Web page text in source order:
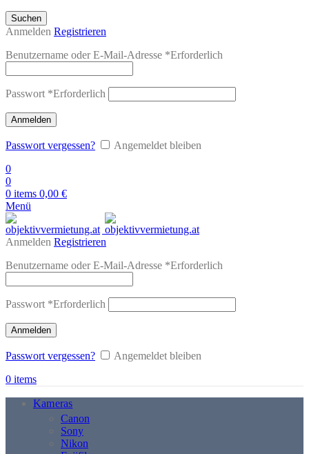
Suchen
Anmelden Registrieren
Benutzername oder E-Mail-Adresse *Erforderlich
Passwort *Erforderlich
Anmelden
Passwort vergessen?
Angemeldet bleiben
0
0
0 items 0,00 €
Menü
Anmelden Registrieren
Benutzername oder E-Mail-Adresse *Erforderlich
Passwort *Erforderlich
Anmelden
Passwort vergessen?
Angemeldet bleiben
0 items
Kameras
Canon
Sony
Nikon